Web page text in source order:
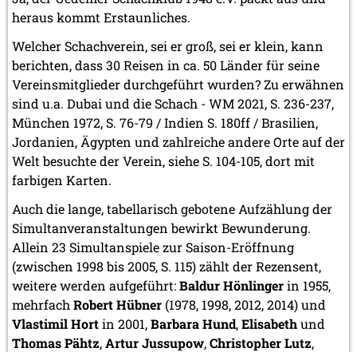
heraus kommt Erstaunliches.
Welcher Schachverein, sei er groß, sei er klein, kann
berichten, dass 30 Reisen in ca. 50 Länder für seine
Vereinsmitglieder durchgeführt wurden? Zu erwähnen
sind u.a. Dubai und die Schach - WM 2021, S. 236-237,
München 1972, S. 76-79 / Indien S. 180ff / Brasilien,
Jordanien, Ägypten und zahlreiche andere Orte auf der
Welt besuchte der Verein, siehe S. 104-105, dort mit
farbigen Karten.
Auch die lange, tabellarisch gebotene Aufzählung der
Simultanveranstaltungen bewirkt Bewunderung.
Allein 23 Simultanspiele zur Saison-Eröffnung
(zwischen 1998 bis 2005, S. 115) zählt der Rezensent,
weitere werden aufgeführt:Baldur Hönlingerin 1955,
mehrfach Robert Hübner(1978, 1998, 2012, 2014) und
Vlastimil Hortin 2001,Barbara Hund,Elisabethund
Thomas Pähtz,Artur Jussupow,Christopher Lutz,